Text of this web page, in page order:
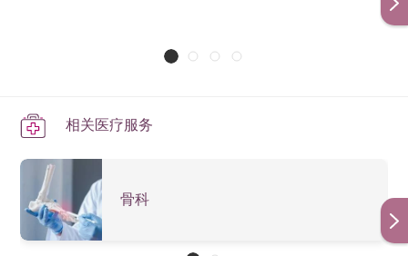
相关医疗服务
骨科